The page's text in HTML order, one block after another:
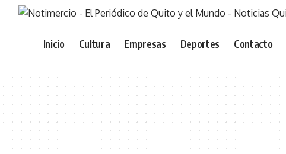
Inicio Cultura Empresas Deportes Contacto